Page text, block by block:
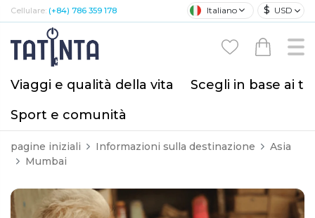
Cellulare: (+84) 786 359 178 Italiano $ USD
Viaggi e qualità della vita
Scegli in base ai
Sport e comunità
pagine iniziali Informazioni sulla destinazione
Asia
Mumbai